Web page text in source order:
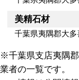
美精石材
千葉県夷隅郡大多
※千葉県支店夷隅
業者の一覧です。